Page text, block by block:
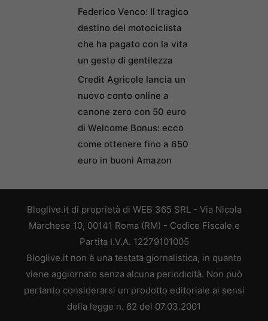
Federico Venco: Il tragico
destino del motociclista
che ha pagato con la vita
un gesto di gentilezza
Credit Agricole lancia un
nuovo conto online a
canone zero con 50 euro
di Welcome Bonus: ecco
come ottenere fino a 650
euro in buoni Amazon
Bloglive.it di proprietà di WEB 365 SRL - Via Nicola
Marchese 10, 00141 Roma (RM) - Codice Fiscale e
Partita I.V.A. 12279101005
Bloglive.it non è una testata giornalistica, in quanto
viene aggiornato senza alcuna periodicità. Non può
pertanto considerarsi un prodotto editoriale ai sensi
della legge n. 62 del 07.03.2001